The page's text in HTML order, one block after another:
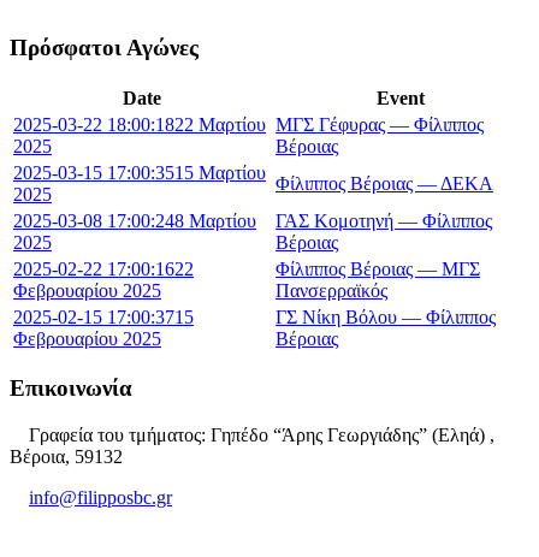
Πρόσφατοι Αγώνες
Date
Event
2025-03-22 18:00:1822 Μαρτίου
2025
ΜΓΣ Γέφυρας — Φίλιππος
Βέροιας
2025-03-15 17:00:3515 Μαρτίου
2025
Φίλιππος Βέροιας — ΔΕΚΑ
2025-03-08 17:00:248 Μαρτίου
2025
ΓΑΣ Κομοτηνή — Φίλιππος
Βέροιας
2025-02-22 17:00:1622
Φεβρουαρίου 2025
Φίλιππος Βέροιας — ΜΓΣ
Πανσερραϊκός
2025-02-15 17:00:3715
Φεβρουαρίου 2025
ΓΣ Νίκη Βόλου — Φίλιππος
Βέροιας
Επικοινωνία
Γραφεία του τμήματος: Γηπέδο “Άρης Γεωργιάδης” (Εληά) ,
Βέροια, 59132
info@filipposbc.gr